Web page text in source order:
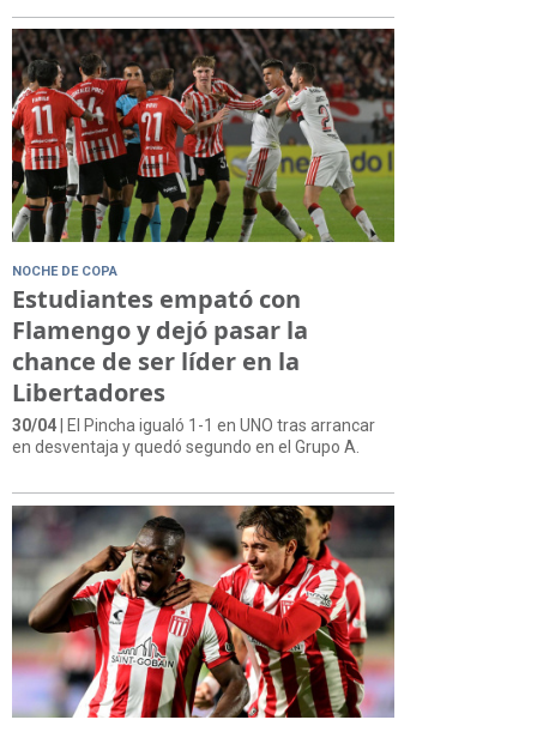
NOCHE DE COPA
Estudiantes empató con
Flamengo y dejó pasar la
chance de ser líder en la
Libertadores
30/04 | El Pincha igualó 1-1 en UNO tras arrancar
en desventaja y quedó segundo en el Grupo A.